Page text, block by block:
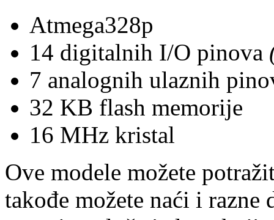
Atmega328p
14 digitalnih I/O pinova
7 analognih ulaznih
32 KB flash memorije
16 MHz kristal
Ove modele možete
takođe možete naći i razne